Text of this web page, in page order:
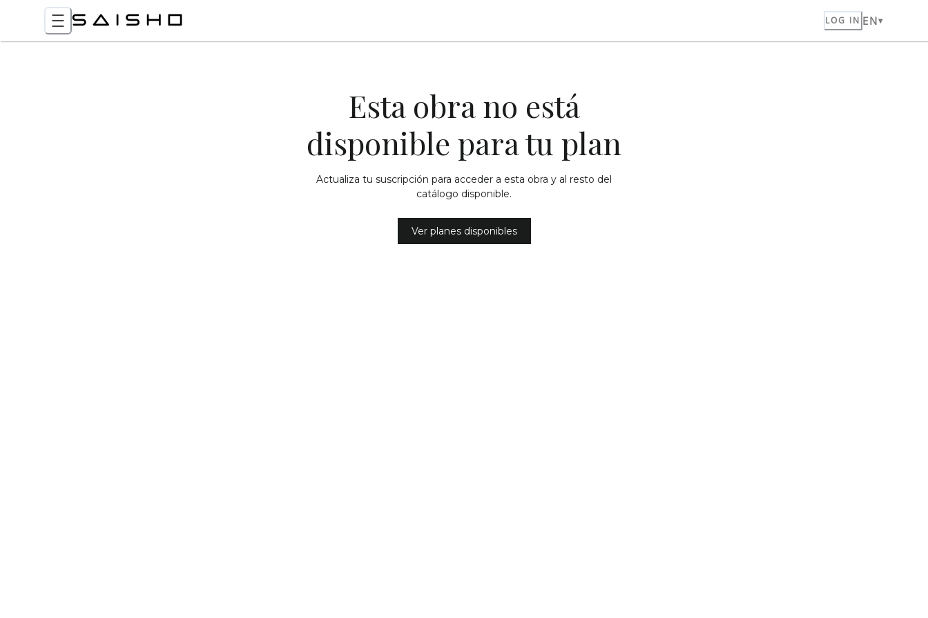
LOG IN EN
Esta obra no está
disponible para tu plan
Actualiza tu suscripción para acceder a esta obra y al resto del
catálogo disponible.
Ver planes disponibles